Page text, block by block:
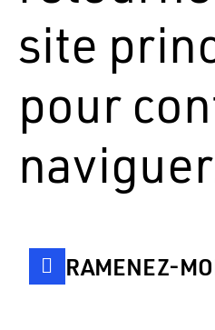
site
pour
RAMENEZ-